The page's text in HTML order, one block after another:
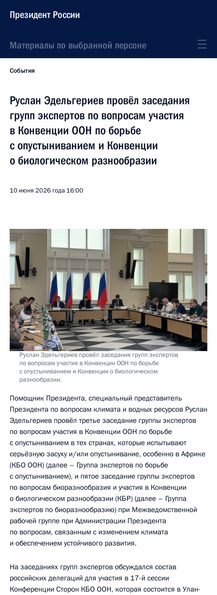
Президент России
Материалы по выбранной персоне
События
Руслан Эдельгериев провёл заседания
групп экспертов по вопросам участия
в Конвенции ООН по борьбе
с опустыниванием и Конвенции
о биологическом разнообразии
10 июня 2026 года 16:00
Руслан Эдельгериев провёл заседания групп экспертов
по вопросам участия в Конвенции ООН по борьбе
с опустыниванием и Конвенции о биологическом
разнообразии.
Помощник Президента, специальный представитель
Президента по вопросам климата и водных ресурсов Руслан
Эдельгериев провёл третье заседание группы экспертов
по вопросам участия в Конвенции ООН по борьбе
с опустыниванием в тех странах, которые испытывают
серьёзную засуху и/или опустынивание, особенно в Африке
(КБО ООН) (далее – Группа экспертов по борьбе
с опустыниванием), и пятое заседание группы экспертов
по вопросам биоразнообразия и участия в Конвенции
о биологическом разнообразии (КБР) (далее – Группа
экспертов по биоразнообразию) при Межведомственной
рабочей группе при Администрации Президента
по вопросам, связанным с изменением климата
и обеспечением устойчивого развития.
На заседаниях групп экспертов обсуждался состав
российских делегаций для участия в 17-й сессии
Конференции Сторон КБО ООН, которая состоится в Улан-